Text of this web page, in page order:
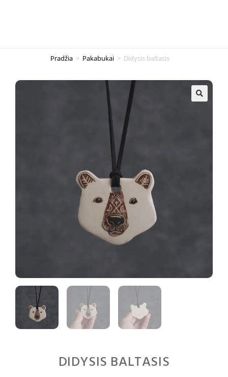
Pradžia > Pakabukai > Didysis baltasis
DIDYSIS BALTASIS